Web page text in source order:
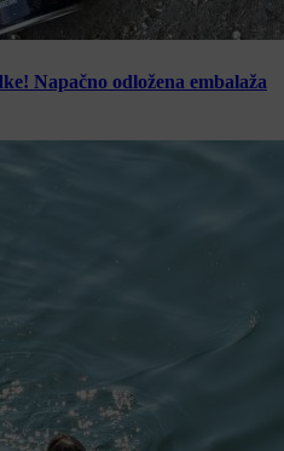
Napačno odložena embalaža